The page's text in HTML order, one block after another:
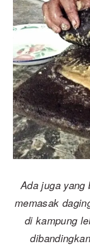
Ada juga yang
memasak
di kampung